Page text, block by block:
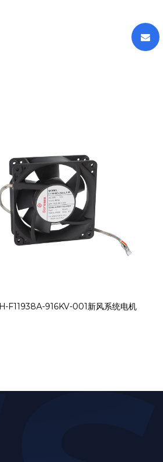
F11938A-916KV-001新风系统电机